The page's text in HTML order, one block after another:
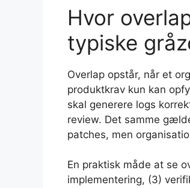
Hvor
typiske
Overlap opstår, når et
produktkrav kun kan
skal generere logs
review. Det samme
patches, men
En praktisk måde at se
implementering, (3)